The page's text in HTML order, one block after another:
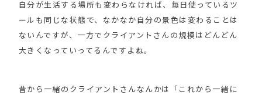
自分が生活する場所も変わらなければ、毎日使っているツ
ールも同じな状態で、なかなか自分の景色は変わることは
ないんですが、一方でクライアントさんの規模はどんどん
大きくなっていってるんですよね。
昔から一緒のクライアントさんなんかは「これから一緒に